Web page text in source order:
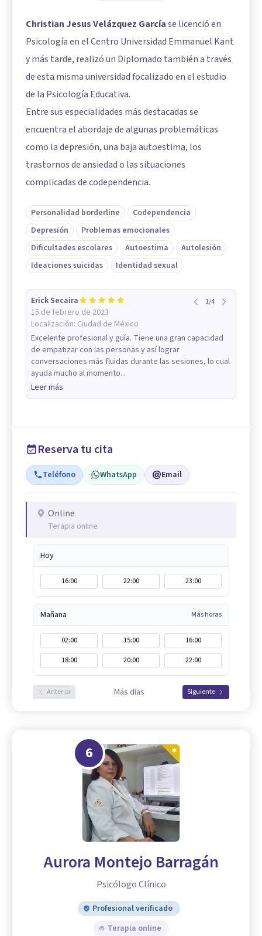
Christian Jesus Velázquez Garcíase licenció en
Psicología en el Centro Universidad Emmanuel Kant
y más tarde, realizó un Diplomado también a través
de esta misma universidad focalizado en el estudio
de la Psicología Educativa.
Entre sus especialidades más destacadas se
encuentra el abordaje de algunas problemáticas
como la depresión, una baja autoestima, los
trastornos de ansiedad o las situaciones
complicadas de codependencia.
Personalidad borderline
Codependencia
Depresión
Problemas emocionales
Dificultades escolares
Autoestima
Autolesión
Ideaciones suicidas
Identidad sexual
Erick Secaira
15 de febrero de 2023
Localización: Ciudad de México
1/4
Excelente profesional y guía. Tiene una gran capacidad
de empatizar con las personas y así lograr
conversaciones más fluidas durante las sesiones, lo cual
ayuda mucho al momento...
Leer más
Reserva tu cita
Teléfono WhatsApp Email
Online
Terapia online
Hoy
16:00 22:00 23:00
Mañana Más horas
02:00 15:00
16:00
18:00
20:00 22:00
Anterior Más días Siguiente
6
Aurora Montejo Barragán
Psicólogo Clínico
Profesional verificado
Terapia online